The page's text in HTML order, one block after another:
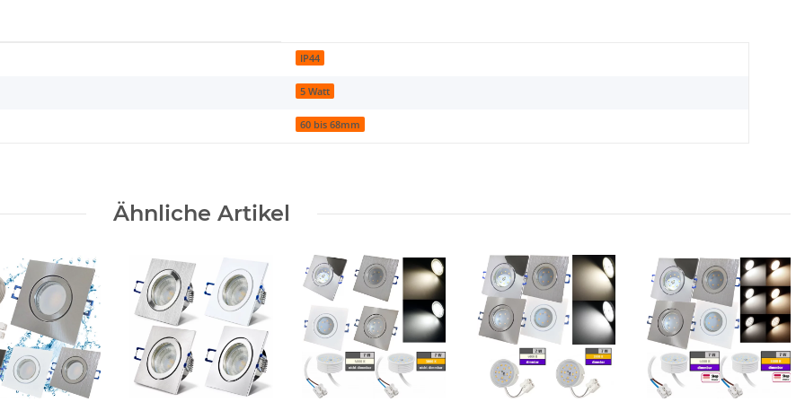
IP44
5 Watt
60 bis 68mm
Ähnliche Artikel